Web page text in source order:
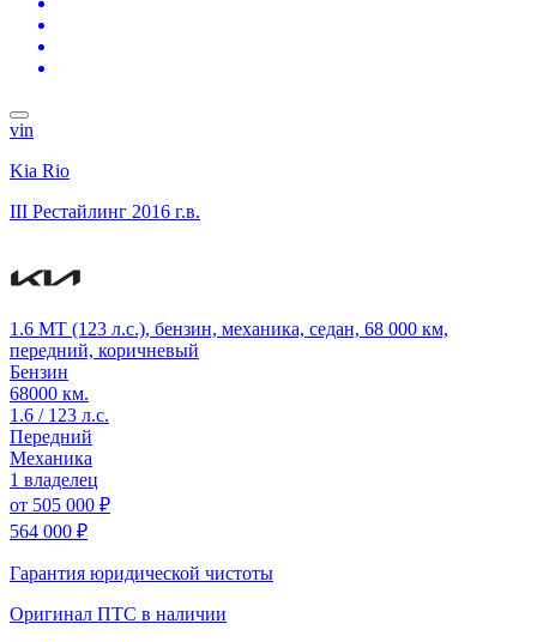
vin
Kia Rio
III Рестайлинг 2016 г.в.
1.6 MT (123 л.с.), бензин, механика, седан, 68 000 км,
передний, коричневый
Бензин
68000 км.
1.6 / 123 л.с.
Передний
Механика
1 владелец
от 505 000 ₽
564 000 ₽
Гарантия юридической чистоты
Оригинал ПТС в наличии